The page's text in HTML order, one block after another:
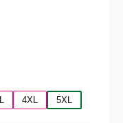
4XL 5XL